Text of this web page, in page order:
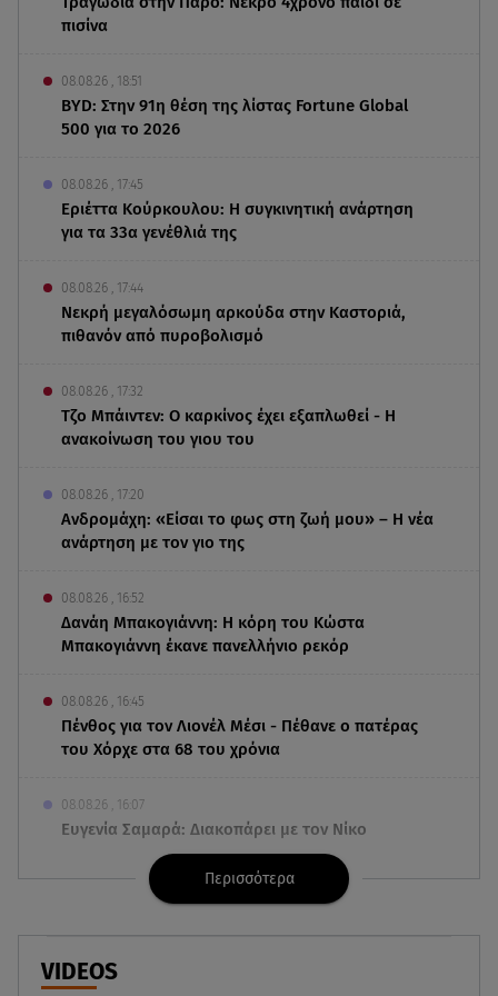
πισίνα
08.08.26 , 18:51
BYD: Στην 91η θέση της λίστας Fortune Global
500 για το 2026
08.08.26 , 17:45
Εριέττα Κούρκουλου: Η συγκινητική ανάρτηση
για τα 33α γενέθλιά της
08.08.26 , 17:44
Νεκρή μεγαλόσωμη αρκούδα στην Καστοριά,
πιθανόν από πυροβολισμό
08.08.26 , 17:32
Τζο Μπάιντεν: Ο καρκίνος έχει εξαπλωθεί - Η
ανακοίνωση του γιου του
08.08.26 , 17:20
Ανδρομάχη: «Είσαι το φως στη ζωή μου» – Η νέα
ανάρτηση με τον γιο της
08.08.26 , 16:52
Δανάη Μπακογιάννη: Η κόρη του Κώστα
Μπακογιάννη έκανε πανελλήνιο ρεκόρ
08.08.26 , 16:45
Πένθος για τον Λιονέλ Μέσι - Πέθανε ο πατέρας
του Χόρχε στα 68 του χρόνια
08.08.26 , 16:07
Ευγενία Σαμαρά: Διακοπάρει με τον Νίκο
Μουτσινά - Πού βρίσκονται;
Back to black: η διαχρονική αξία του μαύρου
Περισσότερα
VIDEOS